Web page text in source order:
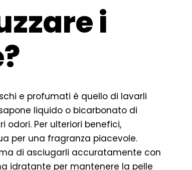
i
e profumati è quello di lavarli
liquido o bicarbonato di
odori. Per ulteriori benefici,
per una fragranza piacevole.
di asciugarli accuratamente con
idratante per mantenere la pelle